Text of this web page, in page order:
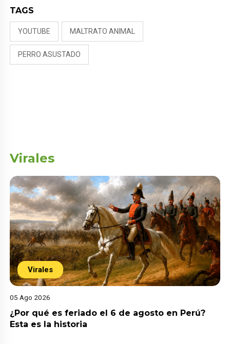
TAGS
YOUTUBE MALTRATO ANIMAL
PERRO ASUSTADO
Virales
Virales
05 Ago 2026
¿Por qué es feriado el 6 de agosto en Perú?
Esta es la historia